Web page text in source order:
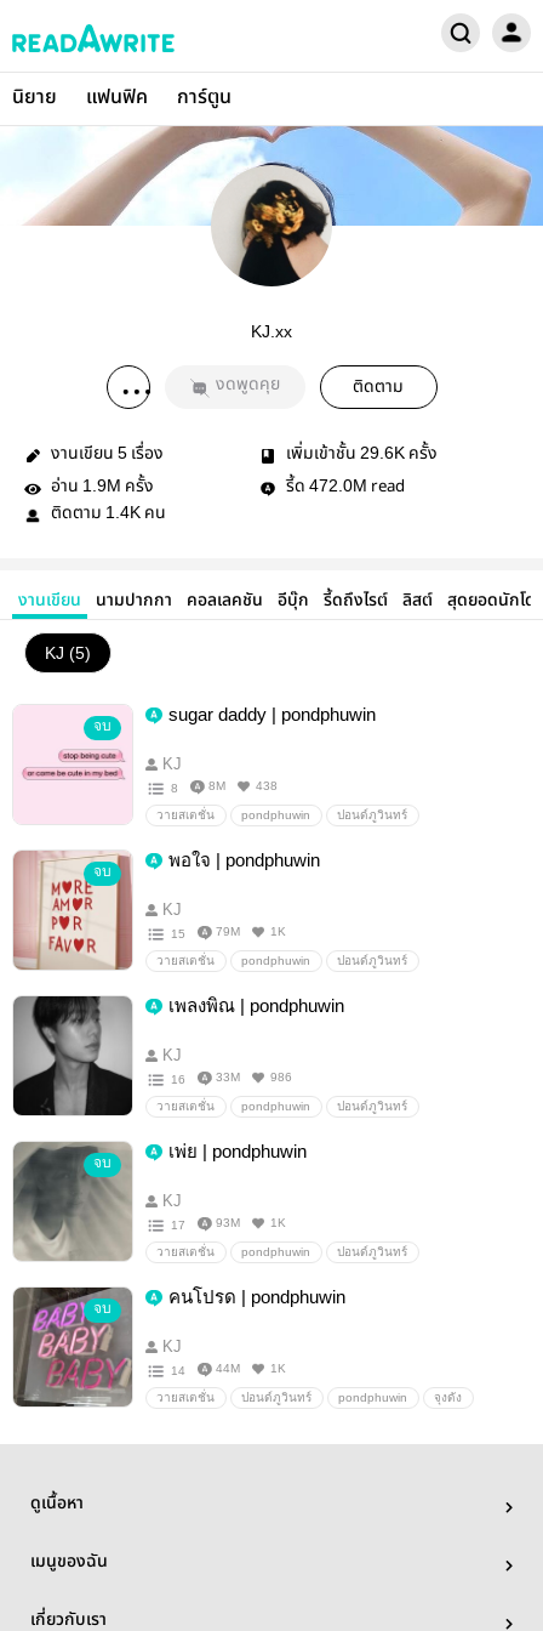
นิยาย แฟนฟิค การ์ตูน
KJ.xx
งดพูดคุย ติดตาม
งานเขียน 5 เรื่อง เพิ่มเข้าชั้น 29.6K ครั้ง
อ่าน 1.9M ครั้ง รี้ด 472.0M read
ติดตาม 1.4K คน
งานเขียน นามปากกา คอลเลคชัน อีบุ๊ก รี้ดถึงไรต์ ลิสต์ สุดยอดนักโด
KJ (5)
จบ
sugar daddy | pondphuwin
KJ
8 8M 438
วายสเตชั่น pondphuwin ปอนด์ภูวินทร์
จบ
พอใจ | pondphuwin
KJ
15 79M 1K
วายสเตชั่น pondphuwin ปอนด์ภูวินทร์
เพลงพิณ | pondphuwin
KJ
16 33M 986
วายสเตชั่น pondphuwin ปอนด์ภูวินทร์
จบ
เพ่ย | pondphuwin
KJ
17 93M 1K
วายสเตชั่น pondphuwin ปอนด์ภูวินทร์
จบ
คนโปรด | pondphuwin
KJ
14 44M 1K
วายสเตชั่น ปอนด์ภูวินทร์ pondphuwin จุงดัง
ดูเนื้อหา
เมนูของฉัน
เกี่ยวกับเรา